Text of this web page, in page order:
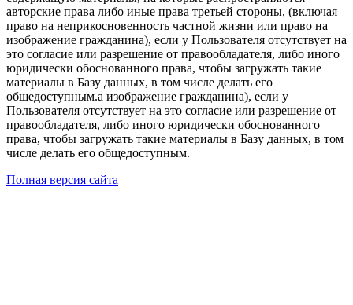
авторские права либо иные права третьей стороны, (включая
право на неприкосновенность частной жизни или право на
изображение гражданина), если у Пользователя отсутствует на
это согласие или разрешение от правообладателя, либо иного
юридически обоснованного права, чтобы загружать такие
материалы в Базу данных, в том числе делать его
общедоступным.а изображение гражданина), если у
Пользователя отсутствует на это согласие или разрешение от
правообладателя, либо иного юридически обоснованного
права, чтобы загружать такие материалы в Базу данных, в том
числе делать его общедоступным.
Полная версия сайта